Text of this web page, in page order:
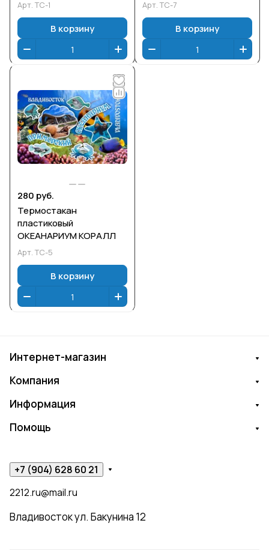
Арт. ТС-1
В корзину
Арт. ТС-7
В корзину
280 руб.
Термостакан
пластиковый
ОКЕАНАРИУМ КОРАЛЛ
Арт. ТС-5
В корзину
Интернет-магазин
Компания
Информация
Помощь
+7 (904) 628 60 21
2212.ru@mail.ru
Владивосток ул. Бакунина 12